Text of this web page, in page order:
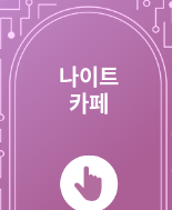
나이트
카페